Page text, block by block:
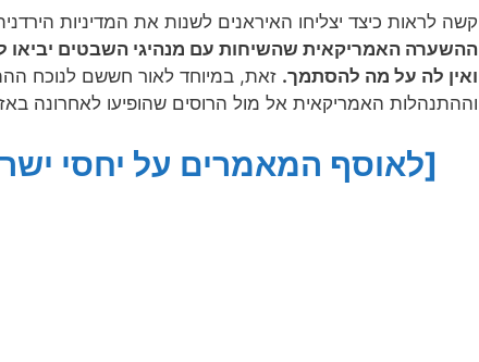
קשה לראות כיצד יצליחו האיראנים לשנות את המדיניות
ההשערה האמריקאית שהשיחות עם מנהיגי השבטים יביאו
ואין לה על מה להסתמך. זאת, במיוחד לאור חששם לנוכח
וההתנהלות האמריקאית אל מול הרוסים שהופיעו לאחרונה
[לאוסף המאמרים על יחסי